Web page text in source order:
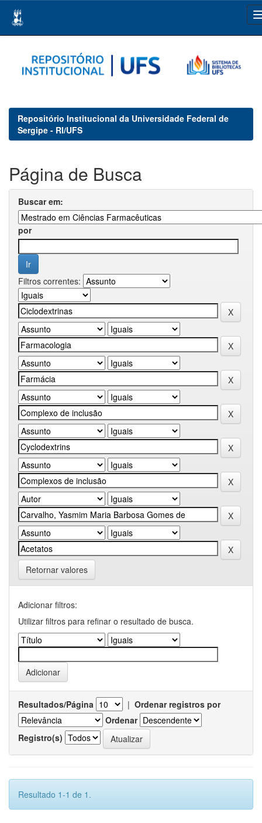
navigation
Repositório Institucional da Universidade Federal de
Sergipe - RI/UFS
Página de Busca
Buscar em:
por
Filtros correntes:
Retornar valores
Adicionar filtros:
Utilizar filtros para refinar o resultado de busca.
Resultados/Página | Ordenar registros por
Ordenar
Registro(s)
Resultado 1-1 de 1.